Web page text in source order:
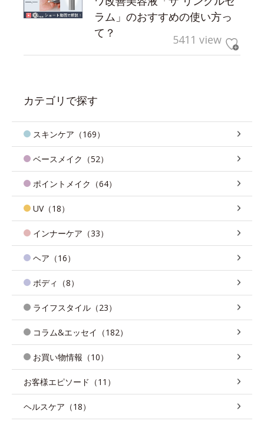
ラム」のおすすめの使い方っ
て？
5411 view
カテゴリで探す
スキンケア（169）
ベースメイク（52）
ポイントメイク（64）
UV（18）
インナーケア（33）
ヘア（16）
ボディ（8）
ライフスタイル（23）
コラム&エッセイ（182）
お買い物情報（10）
お客様エピソード（11）
ヘルスケア（18）